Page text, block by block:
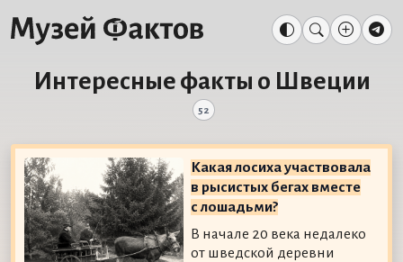
Интересные факты о Швеции
52
Какая лосиха участвовала
в рысистых бегах вместе
с лошадьми?
В начале 20 века недалеко
от шведской деревни